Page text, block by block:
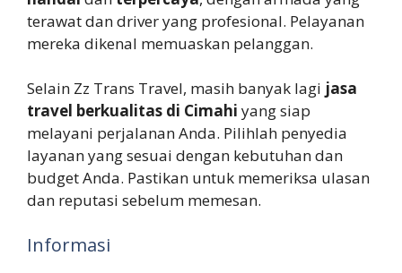
terawat dan driver yang profesional. Pelayanan
mereka dikenal memuaskan pelanggan.
Selain Zz Trans Travel, masih banyak lagi jasa
travel berkualitas di Cimahi yang siap
melayani perjalanan Anda. Pilihlah penyedia
layanan yang sesuai dengan kebutuhan dan
budget Anda. Pastikan untuk memeriksa ulasan
dan reputasi sebelum memesan.
Informasi